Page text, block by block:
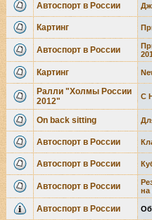
Автоспорт в России
Картинг
Автоспорт в России
Картинг
Ралли "Холмы России
2012"
С
Оn back sitting
Автоспорт в России
Автоспорт в России
Автоспорт в России
на
Автоспорт в России